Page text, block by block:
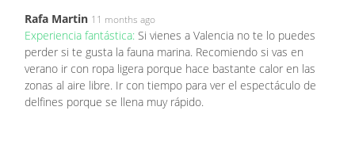
Rafa Martin 11 months ago
Experiencia fantástica: Si vienes a Valencia no te lo puedes
perder si te gusta la fauna marina. Recomiendo si vas en
verano ir con ropa ligera porque hace bastante calor en las
zonas al aire libre. Ir con tiempo para ver el espectáculo de
delfines porque se llena muy rápido.